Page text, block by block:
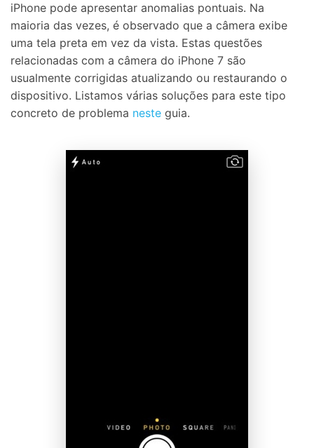
iPhone pode apresentar anomalias pontuais. Na
maioria das vezes, é observado que a câmera exibe
uma tela preta em vez da vista. Estas questões
relacionadas com a câmera do iPhone 7 são
usualmente corrigidas atualizando ou restaurando o
dispositivo. Listamos várias soluções para este tipo
concreto de problema neste guia.